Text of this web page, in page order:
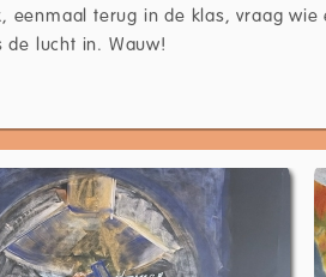
eenmaal terug in de klas, vraag
de lucht in. Wauw!